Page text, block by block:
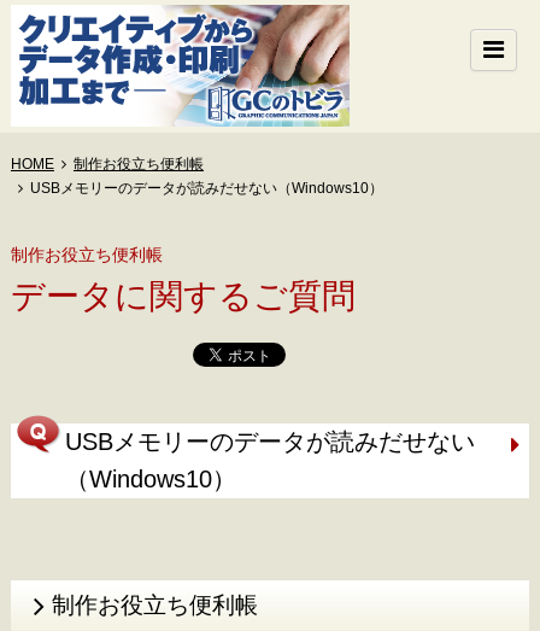
HOME
制作お役立ち便利帳
USBメモリーのデータが読みだせない（Windows10）
制作お役立ち便利帳
データに関するご質問
USBメモリーのデータが読みだせない
（Windows10）
制作お役立ち便利帳